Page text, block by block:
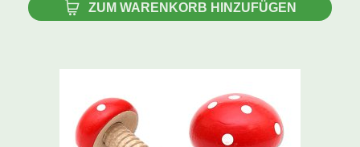
ZUM WARENKORB HINZUFÜGEN